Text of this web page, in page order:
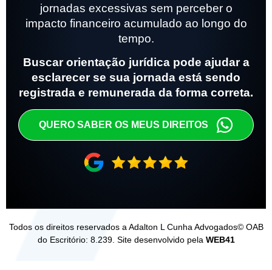
jornadas excessivas sem perceber o
impacto financeiro acumulado ao longo do
tempo.
Buscar orientação jurídica pode ajudar a
esclarecer se sua jornada está sendo
registrada e remunerada da forma correta.
QUERO SABER OS MEUS DIREITOS
Todos os direitos reservados a Adalton L Cunha Advogados© OAB
do Escritório: 8.239. Site desenvolvido pela WEB41